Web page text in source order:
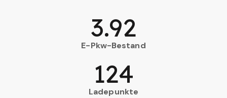
E-Pkw-Bestand
3.92
Ladepunkte
124